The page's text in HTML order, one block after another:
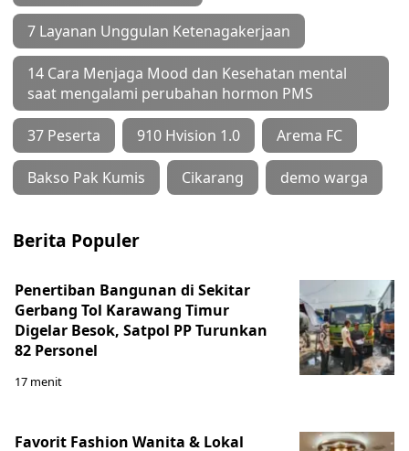
7 Layanan Unggulan Ketenagakerjaan
14 Cara Menjaga Mood dan Kesehatan mental
saat mengalami perubahan hormon PMS
37 Peserta 910 Hvision 1.0 Arema FC
Bakso Pak Kumis Cikarang demo warga
Berita Populer
Penertiban Bangunan di Sekitar
Gerbang Tol Karawang Timur
Digelar Besok, Satpol PP Turunkan
82 Personel
17 menit
Favorit Fashion Wanita & Lokal